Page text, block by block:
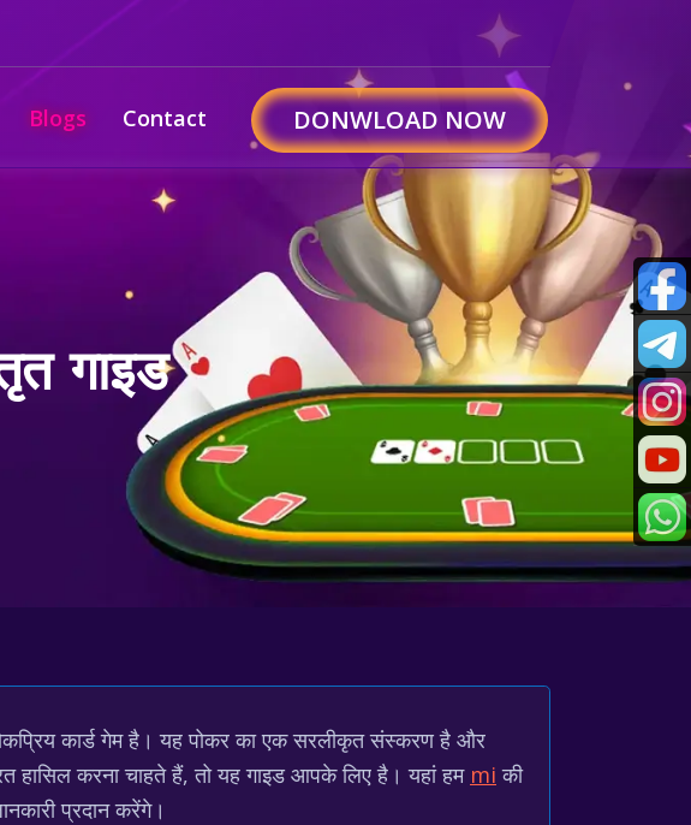
Blogs Contact DONWLOAD NOW
गाइड
कार्ड गेम है। यह पोकर का एक सरलीकृत संस्करण है और
करना चाहते हैं, तो यह गाइड आपके लिए है। यहां हम mi की
प्रदान करेंगे।